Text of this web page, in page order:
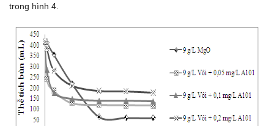
trong hình 4.